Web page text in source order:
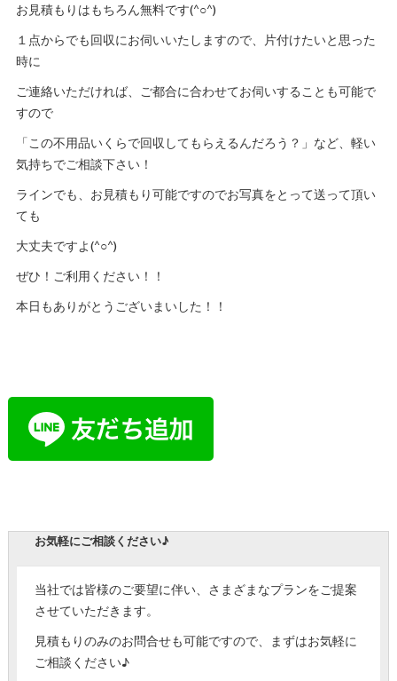
お見積もりはもちろん無料です(^○^)
１点からでも回収にお伺いいたしますので、片付けたいと思った
時に
ご連絡いただければ、ご都合に合わせてお伺いすることも可能で
すので
「この不用品いくらで回収してもらえるんだろう？」など、軽い
気持ちでご相談下さい！
ラインでも、お見積もり可能ですのでお写真をとって送って頂い
ても
大丈夫ですよ(^○^)
ぜひ！ご利用ください！！
本日もありがとうございまいした！！
お気軽にご相談ください♪
当社では皆様のご要望に伴い、さまざまなプランをご提案
させていただきます。
見積もりのみのお問合せも可能ですので、まずはお気軽に
ご相談ください♪